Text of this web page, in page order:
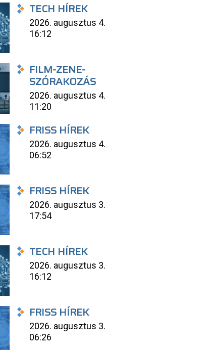
TECH HÍREK
2026. augusztus 4.
16:12
FILM-ZENE-
SZÓRAKOZÁS
2026. augusztus 4.
11:20
FRISS HÍREK
2026. augusztus 4.
06:52
FRISS HÍREK
2026. augusztus 3.
17:54
TECH HÍREK
2026. augusztus 3.
16:12
FRISS HÍREK
2026. augusztus 3.
06:26